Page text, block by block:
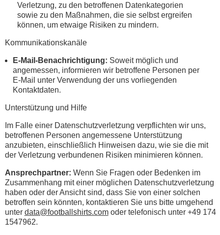
Verletzung, zu den betroffenen Datenkategorien
sowie zu den Maßnahmen, die sie selbst ergreifen
können, um etwaige Risiken zu mindern.
Kommunikationskanäle
E-Mail-Benachrichtigung: Soweit möglich und
angemessen, informieren wir betroffene Personen per
E-Mail unter Verwendung der uns vorliegenden
Kontaktdaten.
Unterstützung und Hilfe
Im Falle einer Datenschutzverletzung verpflichten wir uns,
betroffenen Personen angemessene Unterstützung
anzubieten, einschließlich Hinweisen dazu, wie sie die mit
der Verletzung verbundenen Risiken minimieren können.
Ansprechpartner: Wenn Sie Fragen oder Bedenken im
Zusammenhang mit einer möglichen Datenschutzverletzung
haben oder der Ansicht sind, dass Sie von einer solchen
betroffen sein könnten, kontaktieren Sie uns bitte umgehend
unter data@footballshirts.comoder telefonisch unter +49 174
1547962.